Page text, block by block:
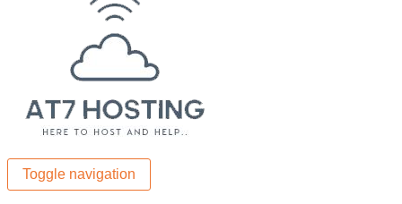
Toggle navigation